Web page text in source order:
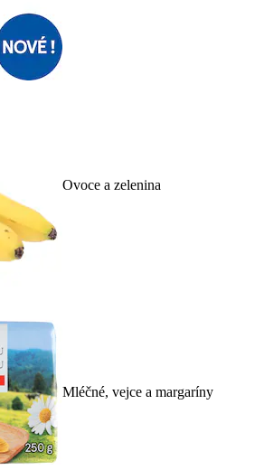
Ovoce a zelenina
Mléčné, vejce a margaríny